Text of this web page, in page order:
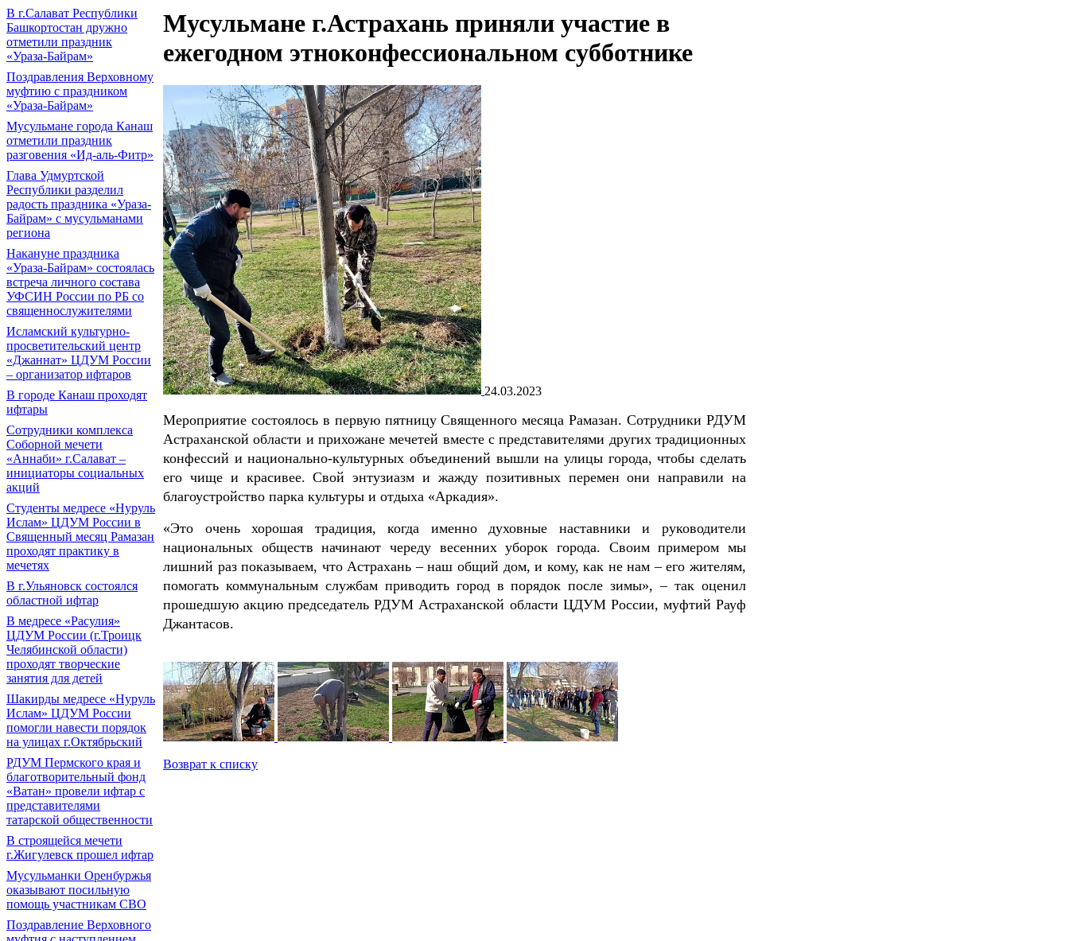
В г.Салават Республики
Башкортостан дружно
отметили праздник
«Ураза-Байрам»
Поздравления Верховному
муфтию с праздником
«Ураза-Байрам»
Мусульмане города Канаш
отметили праздник
разговения «Ид-аль-Фитр»
Глава Удмуртской
Республики разделил
радость праздника «Ураза-
Байрам» с мусульманами
региона
Накануне праздника
«Ураза-Байрам» состоялась
встреча личного состава
УФСИН России по РБ со
священнослужителями
Исламский культурно-
просветительский центр
«Джаннат» ЦДУМ России
– организатор ифтаров
В городе Канаш проходят
ифтары
Сотрудники комплекса
Соборной мечети
«Аннаби» г.Салават –
инициаторы социальных
акций
Cтуденты медресе «Нуруль
Ислам» ЦДУМ России в
Священный месяц Рамазан
проходят практику в
мечетях
В г.Ульяновск состоялся
областной ифтар
В медресе «Расулия»
ЦДУМ России (г.Троицк
Челябинской области)
проходят творческие
занятия для детей
Шакирды медресе «Нуруль
Ислам» ЦДУМ России
помогли навести порядок
на улицах г.Октябрьский
РДУМ Пермского края и
благотворительный фонд
«Ватан» провели ифтар с
представителями
татарской общественности
В строящейся мечети
г.Жигулевск прошел ифтар
Мусульманки Оренбуржья
оказывают посильную
помощь участникам СВО
Поздравление Верховного
Мусульмане г.Астрахань приняли участие в
ежегодном этноконфессиональном субботнике
24.03.2023
Мероприятие состоялось в первую пятницу Священного месяца Рамазан. Сотрудники РДУМ
Астраханской области и прихожане мечетей вместе с представителями других традиционных
конфессий и национально-культурных объединений вышли на улицы города, чтобы сделать
его чище и красивее. Свой энтузиазм и жажду позитивных перемен они направили на
благоустройство парка культуры и отдыха «Аркадия».
«Это очень хорошая традиция, когда именно духовные наставники и руководители
национальных обществ начинают череду весенних уборок города. Своим примером мы
лишний раз показываем, что Астрахань – наш общий дом, и кому, как не нам – его жителям,
помогать коммунальным службам приводить город в порядок после зимы», – так оценил
прошедшую акцию председатель РДУМ Астраханской области ЦДУМ России, муфтий Рауф
Джантасов.
Возврат к списку